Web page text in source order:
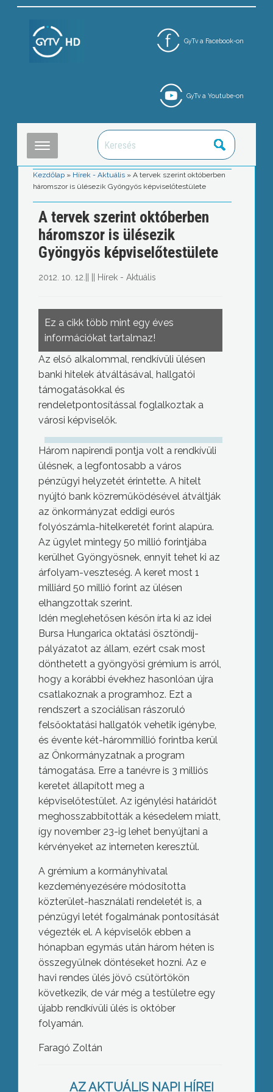
GyTv a Facebook-on
GyTv a Youtube-on
Kezdőlap » Hírek - Aktuális »A tervek szerint októberben
háromszor is ülésezik Gyöngyös képviselőtestülete
A tervek szerint októberben
háromszor is ülésezik
Gyöngyös képviselőtestülete
2012. 10. 12. Hírek - Aktuális
Ez a cikk több mint egy éves
információkat tartalmaz!
Az első alkalommal, rendkívüli ülésen
banki hitelek átváltásával, hallgatói
támogatásokkal és
rendeletpontosítással foglalkoztak a
városi képviselők.
Három napirendi pontja volt a rendkívüli
ülésnek, a legfontosabb a város
pénzügyi helyzetét érintette. A hitelt
nyújtó bank közreműködésével átváltják
az önkormányzat eddigi eurós
folyószámla-hitelkeretét forint alapúra.
Az ügylet mintegy 50 millió forintjába
kerülhet Gyöngyösnek, ennyit tehet ki az
árfolyam-veszteség. A keret most 1
milliárd 50 millió forint az ülésen
elhangzottak szerint.
Idén meglehetősen későn írta ki az idei
Bursa Hungarica oktatási ösztöndíj-
pályázatot az állam, ezért csak most
dönthetett a gyöngyösi grémium is arról,
hogy a korábbi évekhez hasonlóan újra
csatlakoznak a programhoz. Ezt a
rendszert a szociálisan rászoruló
felsőoktatási hallgatók vehetik igénybe,
és évente két-hárommillió forintba kerül
az Önkormányzatnak a program
támogatása. Erre a tanévre is 3 milliós
keretet állapított meg a
képviselőtestület. Az igénylési határidőt
meghosszabbították a késedelem miatt,
így november 23-ig lehet benyújtani a
kérvényeket az interneten keresztül.
A grémium a kormányhivatal
kezdeményezésére módosította
közterület-használati rendeletét is, a
pénzügyi letét fogalmának pontosítását
végezték el. A képviselők ebben a
hónapban egymás után három héten is
összegyűlnek döntéseket hozni. Az e
havi rendes ülés jövő csütörtökön
következik, de vár még a testületre egy
újabb rendkívüli ülés is október
folyamán.
Faragó Zoltán
AZ AKTUÁLIS NAPI HÍREI
Biztonságpolitikai kérdésekről
egyeztettek a Salzburg Fórumban
három napon át Mátraházán